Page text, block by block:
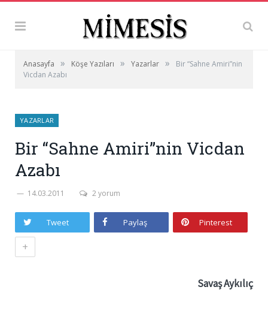
Anasayfa » Köşe Yazıları » Yazarlar »
Bir “Sahne Amiri”nin
Vicdan Azabı
YAZARLAR
Bir “Sahne Amiri”nin Vicdan
Azabı
14.03.2011 2 yorum
Tweet Paylaş Pinterest
+
Savaş Aykılıç